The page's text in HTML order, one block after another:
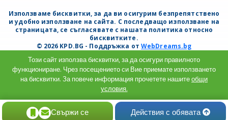
Свържи се Действия с обявата
Използваме бисквитки, за да ви осигурим безпрепятствено
и удобно използване на сайта. С последващо използване на
страницата, се съгласявате с нашата политика относно
бисквитките.
© 2026 KPD.BG - Поддръжка отWebDreams.bg
Този сайт използва бисквитки, за да осигури правилното
функциониране. Чрез посещението си Вие приемате използването
на бисквитки. За повече информация прочетете нашитеобщи
условия.
Разбрах